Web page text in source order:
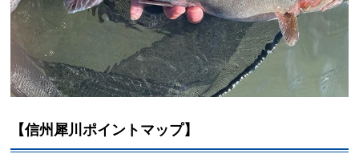
【信州犀川ポイントマップ】